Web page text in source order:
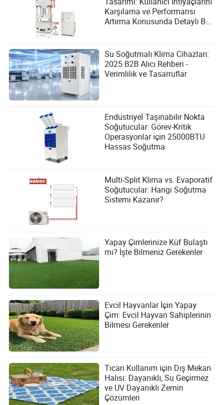
Karşılama ve Performansı
Artırma Konusunda Detaylı Bir
Su Soğutmalı Klima Cihazları:
2025 B2B Alıcı Rehberi -
Verimlilik ve Tasarruflar
Endüstriyel Taşınabilir Nokta
Soğutucular: Görev-Kritik
Operasyonlar için 25000BTU
Hassas Soğutma
Multi-Split Klima vs. Evaporatif
Soğutucular: Hangi Soğutma
Sistemi Kazanır?
Yapay Çimlerinize Küf Bulaştı
mı? İşte Bilmeniz Gerekenler
Evcil Hayvanlar İçin Yapay
Çim: Evcil Hayvan Sahiplerinin
Bilmesi Gerekenler
Ticari Kullanım için Dış Mekan
Halısı: Dayanıklı, Su Geçirmez
ve UV Dayanıklı Zemin
Çözümleri